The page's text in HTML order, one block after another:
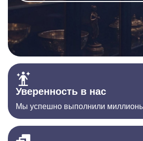
Уверенность в нас
Мы успешно выполнили